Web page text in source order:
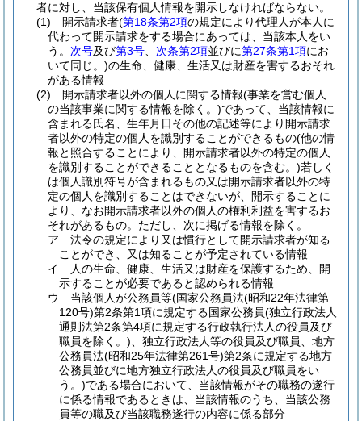
者に対し、当該保有個人情報を開示しなければならない。
(1)
開示請求者(第18条第2項の規定により代理人が本人に
代わって開示請求をする場合にあっては、当該本人をい
う。 次号及び第3号 次条第2項並びに第27条第1項にお
いて同じ。)の生命、健康、生活又は財産を害するおそれ
がある情報
(2)
開示請求者以外の個人に関する情報(事業を営む個人
の当該事業に関する情報を除く。)であって、当該情報に
含まれる氏名、生年月日その他の記述等により開示請求
者以外の特定の個人を識別することができるもの(他の情
報と照合することにより、開示請求者以外の特定の個人
を識別することができることとなるものを含む。)若しく
は個人識別符号が含まれるもの又は開示請求者以外の特
定の個人を識別することはできないが、開示することに
より、なお開示請求者以外の個人の権利利益を害するお
それがあるもの。 ただし、次に掲げる情報を除く。
ア
法令の規定により又は慣行として開示請求者が知る
ことができ、又は知ることが予定されている情報
イ
人の生命、健康、生活又は財産を保護するため、開
示することが必要であると認められる情報
ウ
当該個人が公務員等(国家公務員法(昭和22年法律第
120号)第2条第1項に規定する国家公務員(独立行政法人
通則法第2条第4項に規定する行政執行法人の役員及び
職員を除く。) 、独立行政法人等の役員及び職員、地方
公務員法(昭和25年法律第261号)第2条に規定する地方
公務員並びに地方独立行政法人の役員及び職員をい
う。)である場合において、当該情報がその職務の遂行
に係る情報であるときは、当該情報のうち、当該公務
員等の職及び当該職務遂行の内容に係る部分